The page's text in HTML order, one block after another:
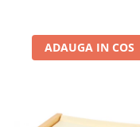
ADAUGA IN COS